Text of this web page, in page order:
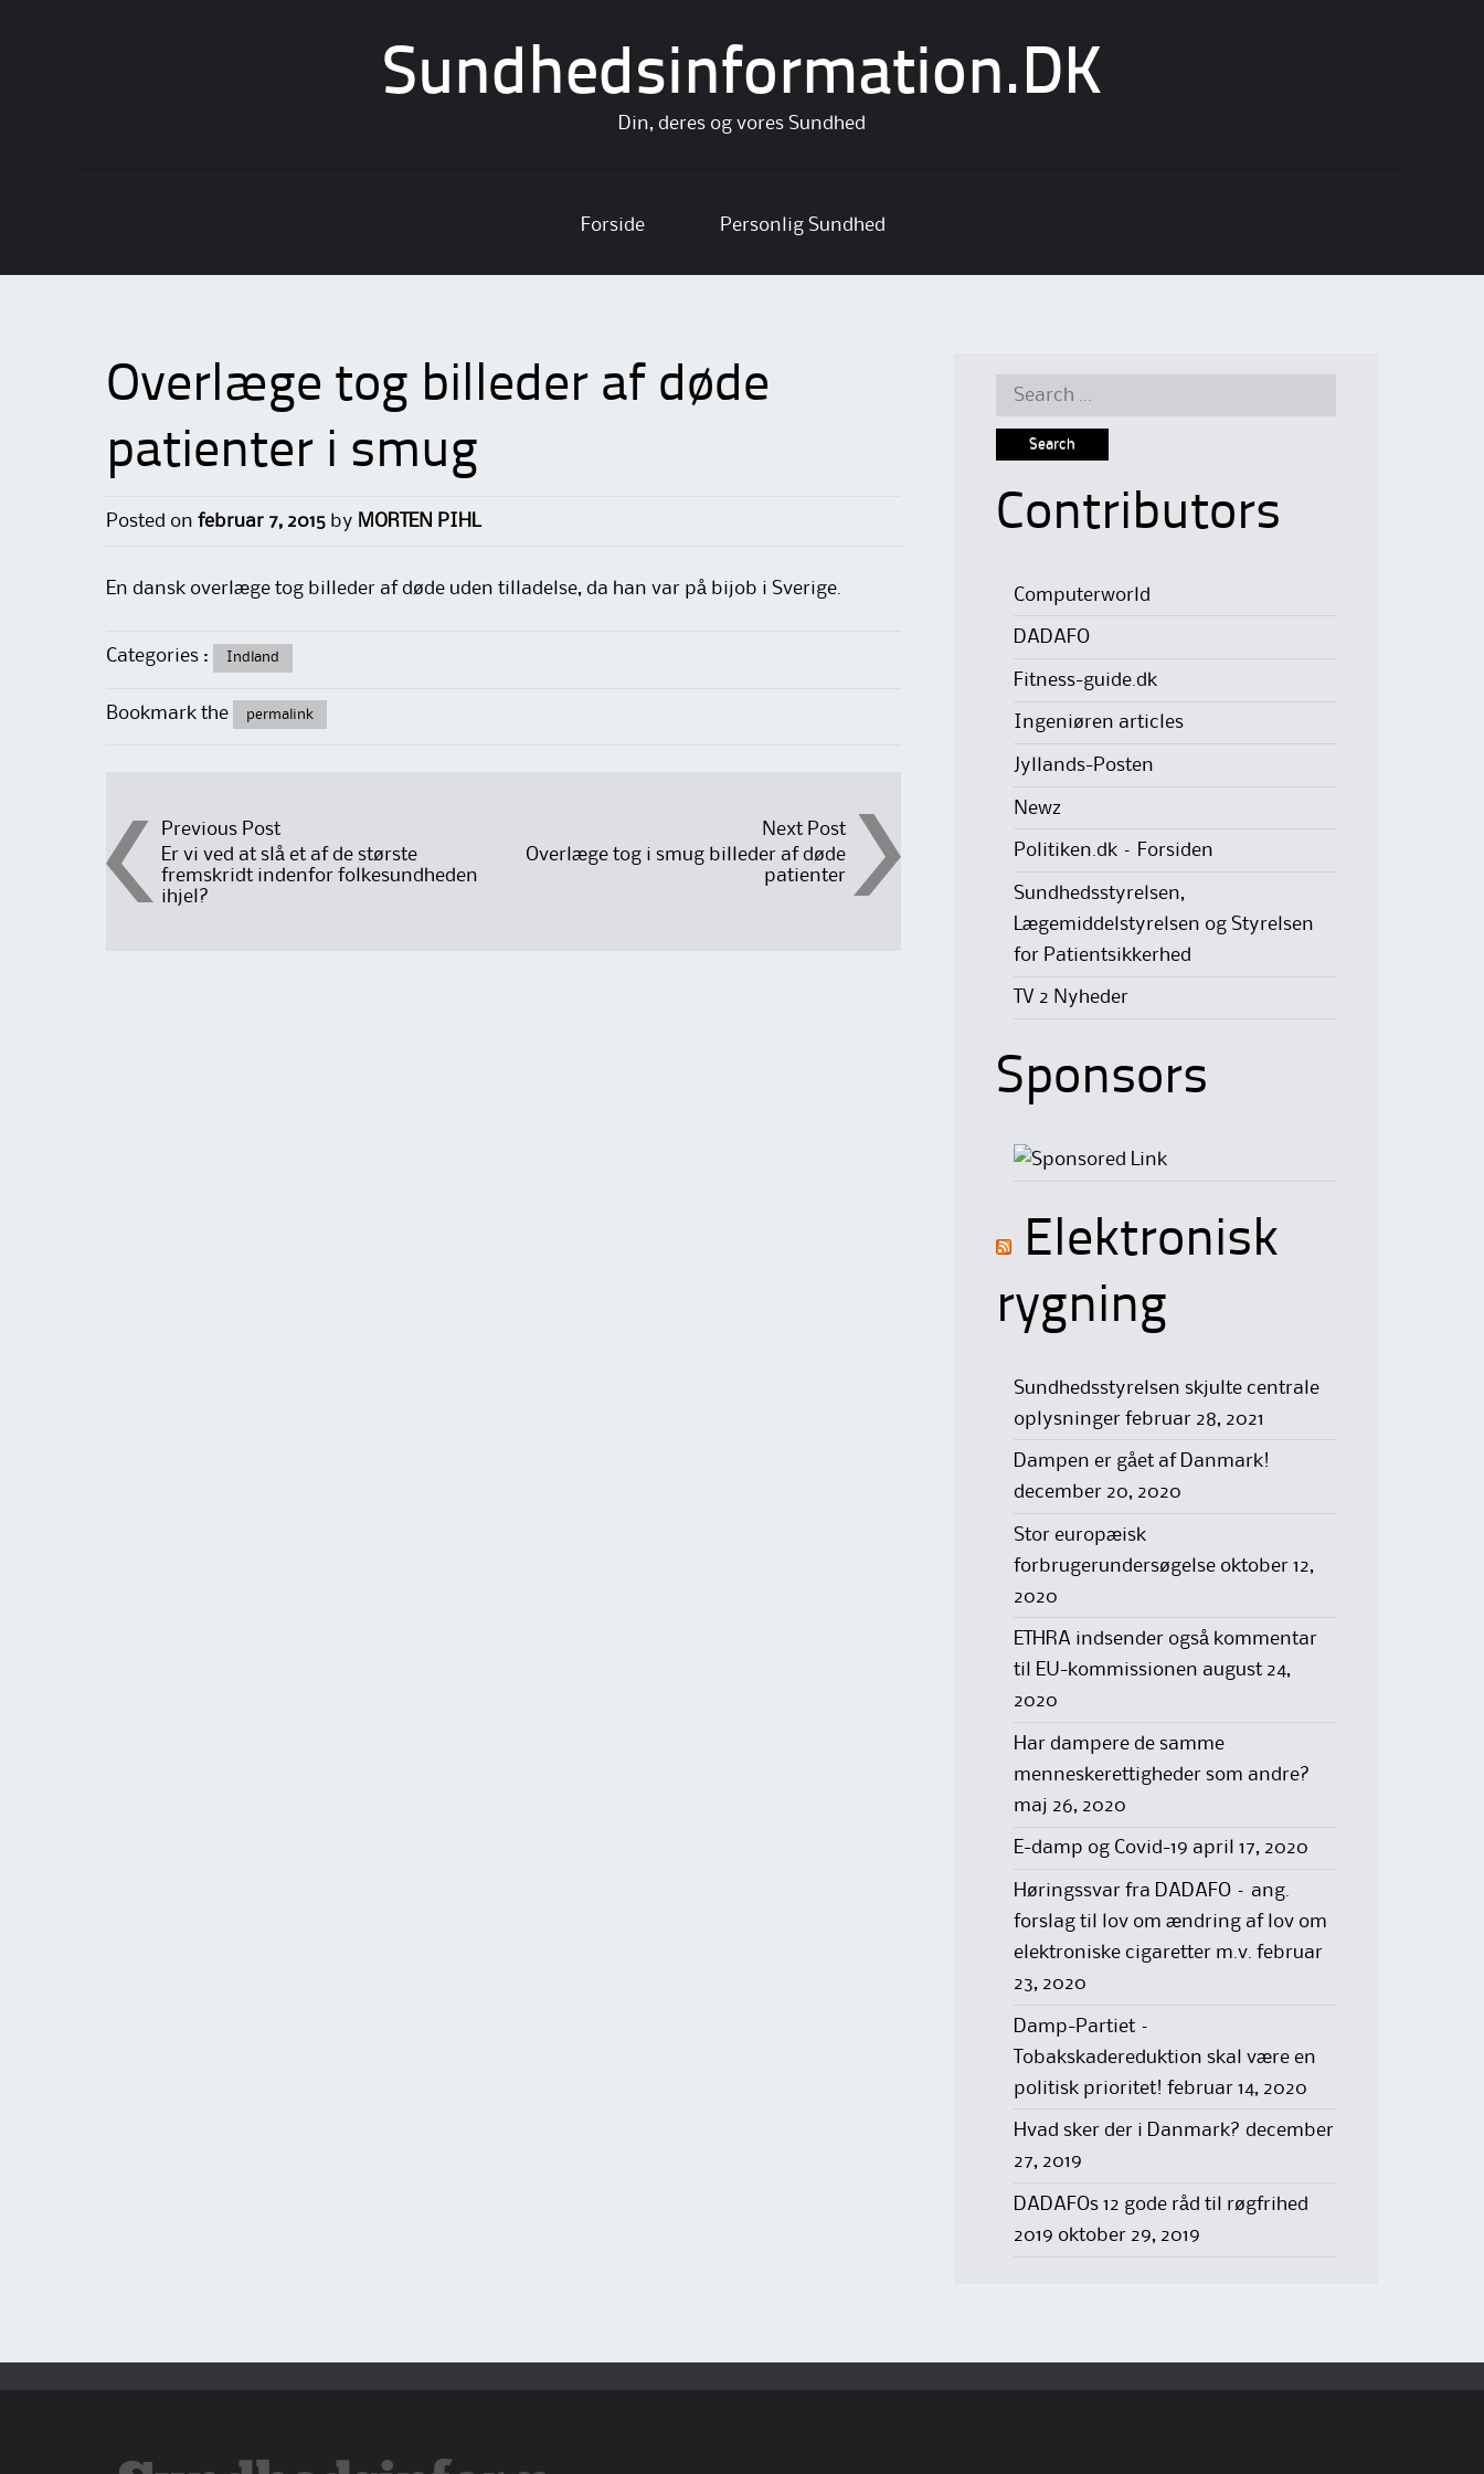
Sundhedsinformation.DK
Din, deres og vores Sundhed
content
Forside Personlig Sundhed
Overlæge tog billeder af døde
patienter i smug
Posted on februar 7, 2015 by MORTEN PIHL
En dansk overlæge tog billeder af døde uden tilladelse, da han var på bijob i Sverige.
Categories : Indland
Bookmark the permalink
Post
navigation
Previous Post
Er vi ved at slå et af de største
fremskridt indenfor folkesundheden
ihjel?
Next Post
Overlæge tog i smug billeder af døde
patienter
Search
Contributors
Computerworld
DADAFO
Fitness-guide.dk
Ingeniøren articles
Jyllands-Posten
Newz
Politiken.dk – Forsiden
Sundhedsstyrelsen,
Lægemiddelstyrelsen og Styrelsen
for Patientsikkerhed
TV 2 Nyheder
Sponsors
Elektronisk
rygning
Sundhedsstyrelsen skjulte centrale
oplysninger februar 28, 2021
Dampen er gået af Danmark!
december 20, 2020
Stor europæisk
forbrugerundersøgelse oktober 12,
2020
ETHRA indsender også kommentar
til EU-kommissionen august 24,
2020
Har dampere de samme
menneskerettigheder som andre?
maj 26, 2020
E-damp og Covid-19 april 17, 2020
Høringssvar fra DADAFO – ang.
forslag til lov om ændring af lov om
elektroniske cigaretter m.v. februar
23, 2020
Damp-Partiet –
Tobakskadereduktion skal være en
politisk prioritet! februar 14, 2020
Hvad sker der i Danmark? december
27, 2019
DADAFOs 12 gode råd til røgfrihed
2019 oktober 29, 2019